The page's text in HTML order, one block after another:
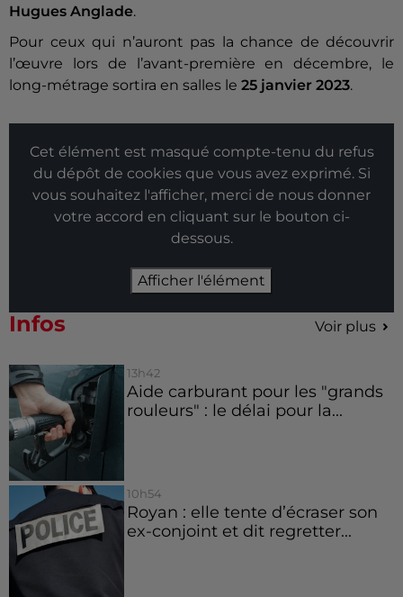
Hugues Anglade.
Pour ceux qui n’auront pas la chance de découvrir
l’œuvre lors de l’avant-première en décembre, le
long-métrage sortira en salles le 25 janvier 2023.
Cet élément est masqué compte-tenu du refus
du dépôt de cookies que vous avez exprimé. Si
vous souhaitez l'afficher, merci de nous donner
votre accord en cliquant sur le bouton ci-
dessous.
Afficher l'élément
Infos Voir plus
13h42
Aide carburant pour les "grands
rouleurs" : le délai pour la...
10h54
Royan : elle tente d’écraser son
ex-conjoint et dit regretter...